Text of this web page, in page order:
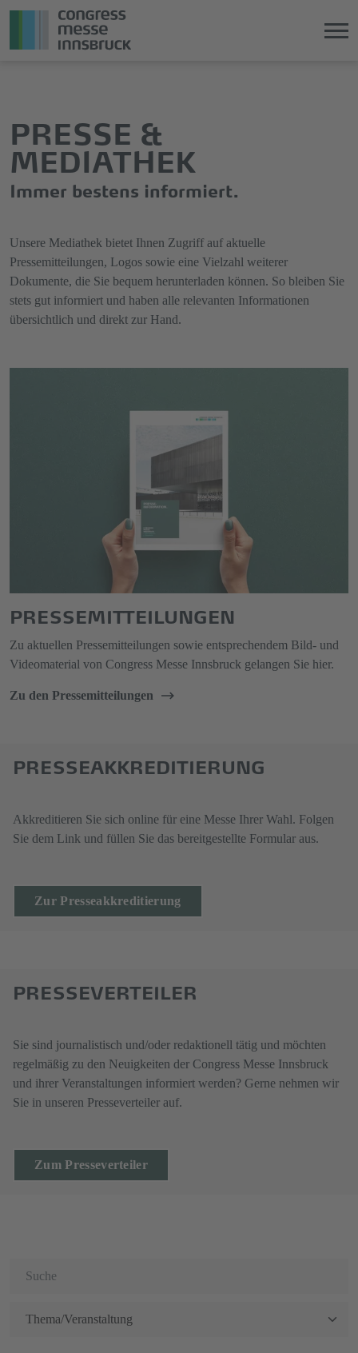
springen
springen
PRESSE &
MEDIATHEK
Immer bestens informiert.
Unsere Mediathek bietet Ihnen Zugriff auf aktuelle
Pressemitteilungen, Logos sowie eine Vielzahl weiterer
Dokumente, die Sie bequem herunterladen können. So bleiben Sie
stets gut informiert und haben alle relevanten Informationen
übersichtlich und direkt zur Hand.
PRESSEMITTEILUNGEN
Zu aktuellen Pressemitteilungen sowie entsprechendem Bild- und
Videomaterial von Congress Messe Innsbruck gelangen Sie hier.
Zu den Pressemitteilungen
PRESSEAKKREDITIERUNG
Akkreditieren Sie sich online für eine Messe Ihrer Wahl. Folgen
Sie dem Link und füllen Sie das bereitgestellte Formular aus.
Zur Presseakkreditierung
PRESSEVERTEILER
Sie sind journalistisch und/oder redaktionell tätig und möchten
regelmäßig zu den Neuigkeiten der Congress Messe Innsbruck
und ihrer Veranstaltungen informiert werden? Gerne nehmen wir
Sie in unseren Presseverteiler auf.
Zum Presseverteiler